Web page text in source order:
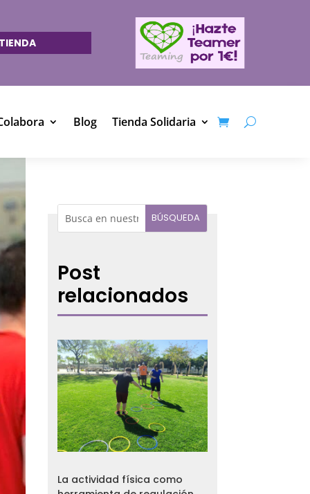
Blog Tienda Solidaria
Post
relacionados
La actividad física como